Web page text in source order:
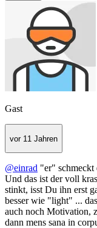
Gast
vor 11 Jahren
@einrad "er"
Und das ist der voll
stinkt, isst Du ihn erst
besser wie "light" ...
auch noch Motivation,
dann mens sana in